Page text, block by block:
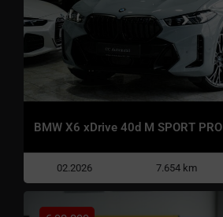
BMW X6 xDrive 40d M SPORT PRO
02.2026 7.654 km